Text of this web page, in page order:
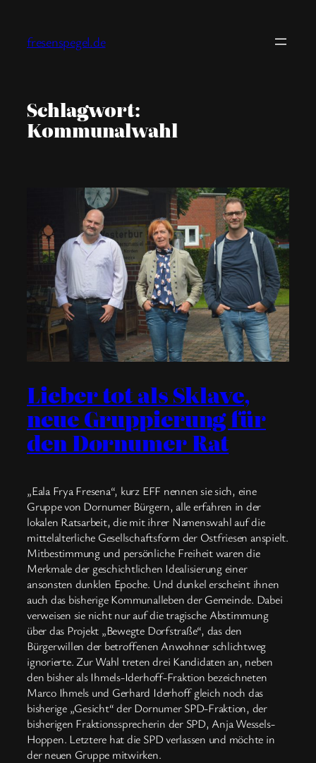
springen
fresenspegel.de
Schlagwort:
Kommunalwahl
Lieber tot als Sklave,
neue Gruppierung für
den Dornumer Rat
„Eala Frya Fresena“, kurz EFF nennen sie sich, eine
Gruppe von Dornumer Bürgern, alle erfahren in der
lokalen Ratsarbeit, die mit ihrer Namenswahl auf die
mittelalterliche Gesellschaftsform der Ostfriesen anspielt.
Mitbestimmung und persönliche Freiheit waren die
Merkmale der geschichtlichen Idealisierung einer
ansonsten dunklen Epoche. Und dunkel erscheint ihnen
auch das bisherige Kommunalleben der Gemeinde. Dabei
verweisen sie nicht nur auf die tragische Abstimmung
über das Projekt „Bewegte Dorfstraße“, das den
Bürgerwillen der betroffenen Anwohner schlichtweg
ignorierte. Zur Wahl treten drei Kandidaten an, neben
den bisher als Ihmels-Iderhoff-Fraktion bezeichneten
Marco Ihmels und Gerhard Iderhoff gleich noch das
bisherige „Gesicht“ der Dornumer SPD-Fraktion, der
bisherigen Fraktionssprecherin der SPD, Anja Wessels-
Hoppen. Letztere hat die SPD verlassen und möchte in
der neuen Gruppe mitwirken.